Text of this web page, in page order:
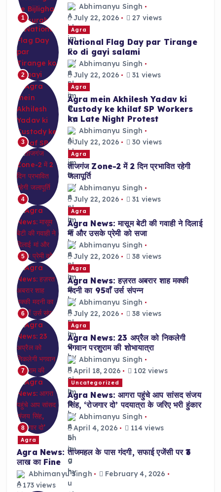
1
Abhimanyu Singh
July 22, 2026
27 views
2
Agra
National Flag Day par Tirange
ko di gayi salami
Abhimanyu Singh
July 22, 2026
31 views
3
Agra
Agra mein Akhilesh Yadav ki
Custody ke khilaf SP Workers
ka Late Night Protest
Abhimanyu Singh
July 22, 2026
30 views
4
Agra
ताजगंज Zone-2 में 2 दिन प्रभावित रहेगी
जलापूर्ति
Abhimanyu Singh
July 22, 2026
31 views
5
Agra
Agra News: मासूम बेटी की गवाही ने दिलाई
मां और उसके प्रेमी को सजा
Abhimanyu Singh
July 22, 2026
38 views
6
Agra
Agra News: हज़रत अबरार शाह मक्की
मदनी का 95वाँ उर्स संपन्न
Abhimanyu Singh
July 22, 2026
38 views
7
Agra
Agra News: 23 अप्रैल को निकलेगी
भगवान परशुराम की शोभायात्रा
Abhimanyu Singh
April 18, 2026
102 views
8
Uncategorized
Agra News: आगरा पहुंचे आप सांसद संजय
सिंह, ‘रोजगार दो’ पदयात्रा के जरिए भरी हुंकार
Abhimanyu Singh
April 4, 2026
114 views
Agra
Agra News: ताजमहल के पास गंदगी, सफाई एजेंसी पर ₹3
लाख का Fine
Abhimanyu Singh
February 4, 2026
173 views